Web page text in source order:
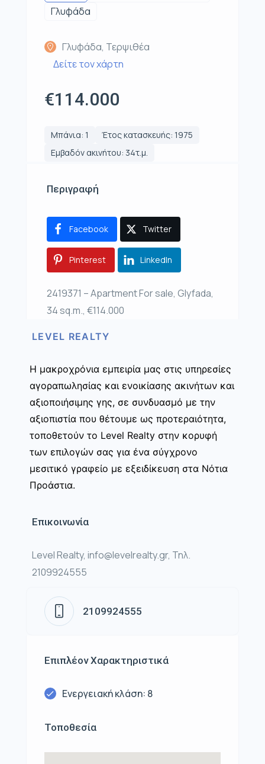
Γλυφάδα
Γλυφάδα, Τερψιθέα
Δείτε τον χάρτη
€114.000
Μπάνια: 1
Έτος κατασκευής: 1975
Εμβαδόν ακινήτου: 34τ.μ.
Περιγραφή
Facebook Twitter
Pinterest LinkedIn
2419371 – Apartment For sale, Glyfada,
34 sq.m., €114.000
LEVEL REALTY
Η μακροχρόνια εμπειρία μας στις υπηρεσίες
αγοραπωλησίας και ενοικίασης ακινήτων και
αξιοποιήσιμης γης, σε συνδυασμό με την
αξιοπιστία που θέτουμε ως προτεραιότητα,
τοποθετούν το Level Realty στην κορυφή
των επιλογών σας για ένα σύγχρονο
μεσιτικό γραφείο με εξειδίκευση στα Νότια
Προάστια.
Επικοινωνία
Level Realty, info@levelrealty.gr, Τηλ.
2109924555
2109924555
Επιπλέον Χαρακτηριστικά
Ενεργειακή κλάση: 8
Τοποθεσία